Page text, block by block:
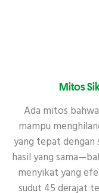
Mitos
Ada mitos
mampu
yang tepat
hasil yang
menyikat yang
sudut 45 derajat